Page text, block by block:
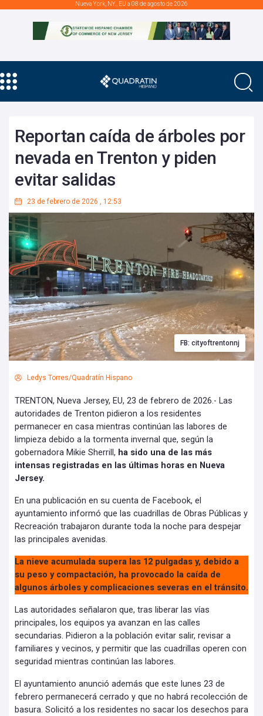
Nueva York, NY., EU a 08 de agosto de 2026
Reportan caída de árboles por
nevada en Trenton y piden
evitar salidas
23 de febrero de 2026 , 12:53
FB: cityoftrentonnj
Ledys Torres/Quadratín Hispano
TRENTON, Nueva Jersey, EU, 23 de febrero de 2026.- Las
autoridades de Trenton pidieron a los residentes
permanecer en casa mientras continúan las labores de
limpieza debido a la tormenta invernal que, según la
gobernadora Mikie Sherrill, ha sido una de las más
intensas registradas en las últimas horas en Nueva
Jersey.
En una publicación en su cuenta de Facebook, el
ayuntamiento informó que las cuadrillas de Obras Públicas y
Recreación trabajaron durante toda la noche para despejar
las principales avenidas.
La nieve acumulada supera las 12 pulgadas y, debido a
su peso y compactación, ha provocado la caída de
algunos árboles y complicaciones severas en el tránsito.
Las autoridades señalaron que, tras liberar las vías
principales, los equipos ya avanzan en las calles
secundarias. Pidieron a la población evitar salir, revisar a
familiares y vecinos, y permitir que las cuadrillas operen con
seguridad mientras continúan las labores.
El ayuntamiento anunció además que este lunes 23 de
febrero permanecerá cerrado y que no habrá recolección de
basura. Solicitó a los residentes no sacar los desechos para